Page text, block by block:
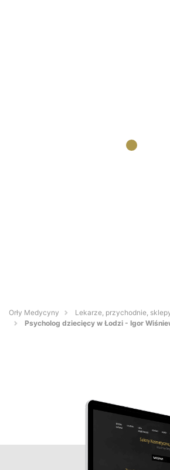
Orły Medycyny
Lekarze, przychodnie,
Psycholog dziecięcy w Łodzi - Igor